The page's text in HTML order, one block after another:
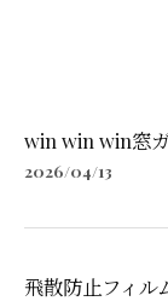
win win win窓
2026/04/13
飛散防止フィル